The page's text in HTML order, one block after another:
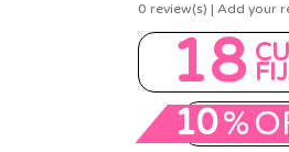
0 review(s) | Add your
18
10%